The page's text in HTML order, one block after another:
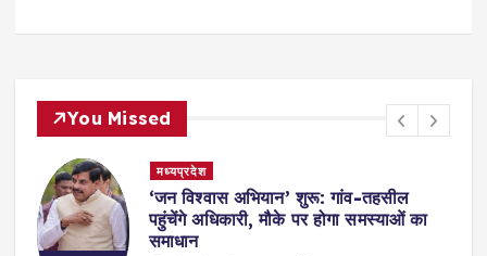
You Missed
मध्यप्रदेश
‘जन विश्वास अभियान’ शुरू: गांव-तहसील
पहुंचेंगे अधिकारी, मौके पर होगा समस्याओं का
समाधान